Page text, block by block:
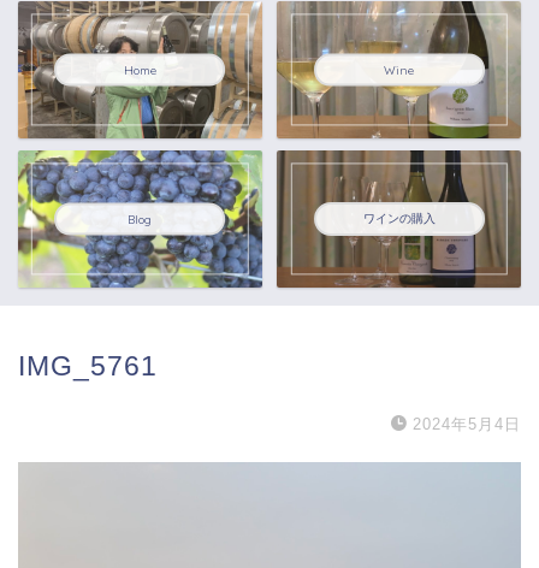
Home Wine
Blog ワインの購入
IMG_5761
2024年5月4日